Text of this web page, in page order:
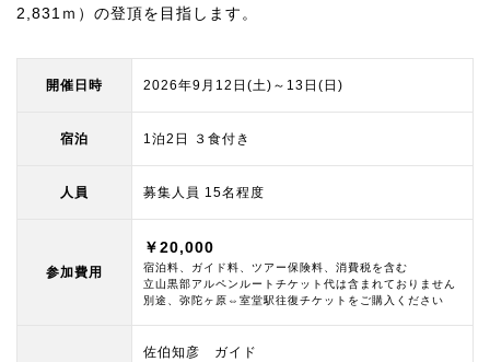
2,831ｍ）の登頂を目指します。
開催日時 2026年9月12日(土)～13日(日)
宿泊 1泊2日 ３食付き
人員 募集人員 15名程度
参加費用
￥20,000
宿泊料、ガイド料、ツアー保険料、消費税を含む
立山黒部アルペンルートチケット代は含まれておりません
別途、弥陀ヶ原⇔室堂駅往復チケットをご購入ください
佐伯知彦 ガイド